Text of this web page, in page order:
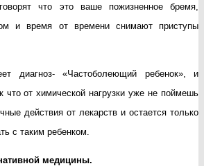
что это ваше пожизненное бремя,
и время от времени снимают приступы
диагноз- «Частоболеющий ребенок», и
что от химической нагрузки уже не поймешь
действия от лекарств и остается только
с таким ребенком.
медицины.